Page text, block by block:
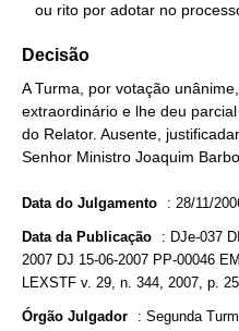
ou rito por adotar no
Decisão
A Turma, por votação
extraordinário e lhe deu
do Relator. Ausente,
Senhor Ministro Joaquim
Data do Julgamento : 28/11/
Data da Publicação : DJe-037
2007 DJ 15-06-2007 PP-00046
LEXSTF v. 29, n. 344, 2007, p.
Órgão Julgador : Segunda